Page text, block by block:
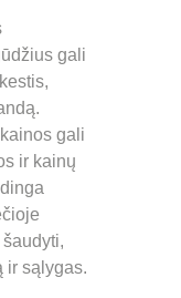
gali
gali
ir kainų
ir sąlygas.